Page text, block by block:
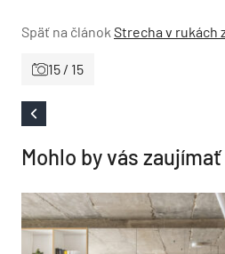
Späť na článok Strecha v rukách
15 / 15
Mohlo by vás zaujímať